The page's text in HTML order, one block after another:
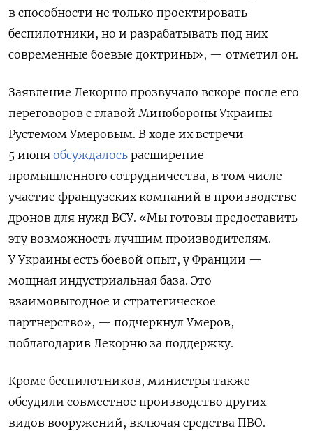
в способности не только проектировать
беспилотники, но и разрабатывать под них
современные боевые доктрины», — отметил он.
Заявление Лекорню прозвучало вскоре после его
переговоров с главой Минобороны Украины
Рустемом Умеровым. В ходе их встречи
5 июня обсуждалось расширение
промышленного сотрудничества, в том числе
участие французских компаний в производстве
дронов для нужд ВСУ. «Мы готовы предоставить
эту возможность лучшим производителям.
У Украины есть боевой опыт, у Франции —
мощная индустриальная база. Это
взаимовыгодное и стратегическое
партнерство», — подчеркнул Умеров,
поблагодарив Лекорню за поддержку.
Кроме беспилотников, министры также
обсудили совместное производство других
видов вооружений, включая средства ПВО.